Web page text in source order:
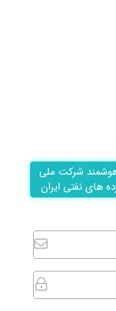
شرکت ملی
های نفتی ایران